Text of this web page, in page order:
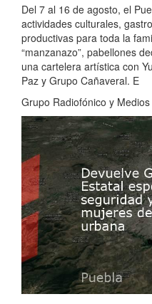
Del 7 al 16 de agosto, el
actividades culturales,
productivas para toda la
“manzanazo”, pabellones
una cartelera artística con
Paz y Grupo Cañaveral. E
Grupo Radiofónico y Medios